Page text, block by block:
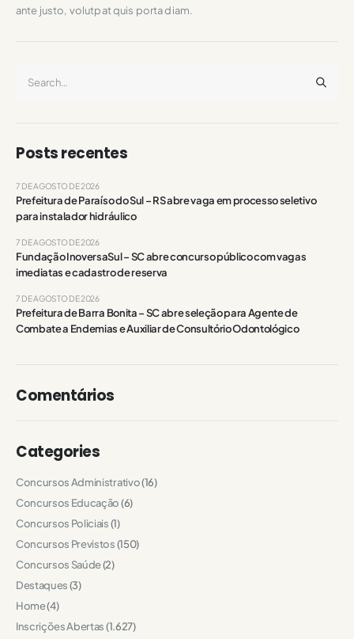
ante justo, volutpat quis porta diam.
Posts recentes
Prefeitura de Paraíso do Sul – RS abre vaga em processo seletivo
para instalador hidráulico
7 DE AGOSTO DE 2026
Fundação InoversaSul – SC abre concurso público com vagas
imediatas e cadastro de reserva
7 DE AGOSTO DE 2026
Prefeitura de Barra Bonita – SC abre seleção para Agente de
Combate a Endemias e Auxiliar de Consultório Odontológico
7 DE AGOSTO DE 2026
Comentários
Categories
Concursos Administrativo(16)
Concursos Educação(6)
Concursos Policiais(1)
Concursos Previstos(150)
Concursos Saúde(2)
Destaques(3)
Home(4)
Inscrições Abertas(1.627)